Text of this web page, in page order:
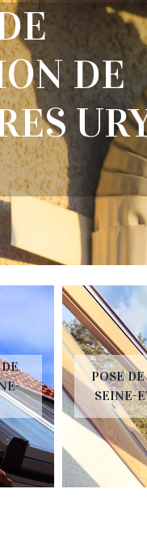
DE
POSE
SEINE-